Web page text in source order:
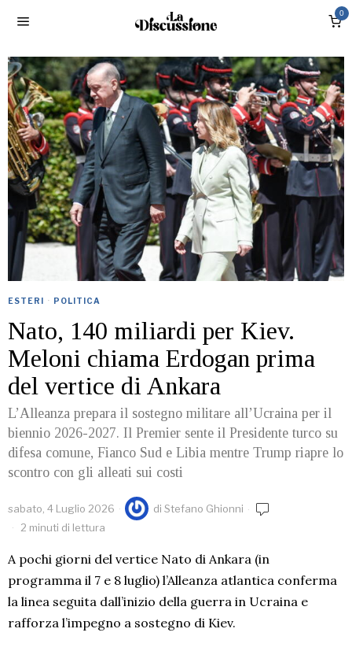
0
ESTERI · POLITICA
Nato, 140 miliardi per Kiev.
Meloni chiama Erdogan prima
del vertice di Ankara
L’Alleanza prepara il sostegno militare all’Ucraina per il
biennio 2026-2027. Il Premier sente il Presidente turco su
difesa comune, Fianco Sud e Libia mentre Trump riapre lo
scontro con gli alleati sui costi
sabato, 4 Luglio 2026 di Stefano Ghionni
2 minuti di lettura
A pochi giorni del vertice Nato di Ankara (in
programma il 7 e 8 luglio) l’Alleanza atlantica conferma
la linea seguita dall’inizio della guerra in Ucraina e
rafforza l’impegno a sostegno di Kiev.